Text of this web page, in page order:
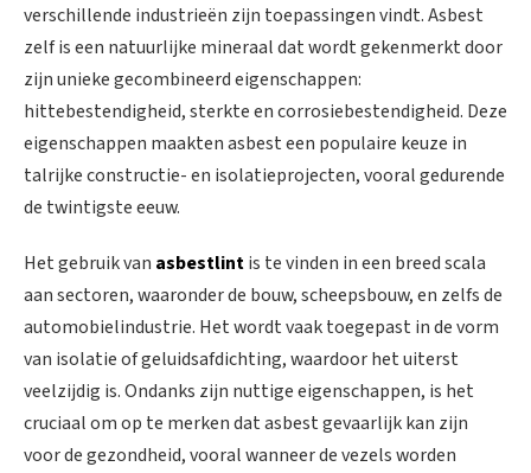
verschillende industrieën zijn toepassingen vindt. Asbest
zelf is een natuurlijke mineraal dat wordt gekenmerkt door
zijn unieke gecombineerd eigenschappen:
hittebestendigheid, sterkte en corrosiebestendigheid. Deze
eigenschappen maakten asbest een populaire keuze in
talrijke constructie- en isolatieprojecten, vooral gedurende
de twintigste eeuw.
Het gebruik van asbestlintis te vinden in een breed scala
aan sectoren, waaronder de bouw, scheepsbouw, en zelfs de
automobielindustrie. Het wordt vaak toegepast in de vorm
van isolatie of geluidsafdichting, waardoor het uiterst
veelzijdig is. Ondanks zijn nuttige eigenschappen, is het
cruciaal om op te merken dat asbest gevaarlijk kan zijn
voor de gezondheid, vooral wanneer de vezels worden